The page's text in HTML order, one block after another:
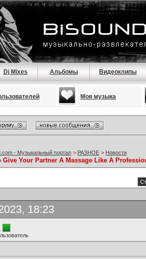
Dj Mixes Альбомы Видеоклипы
Моя музыка
- Музыкальный портал > РАЗНОЕ > Новости
Give Your Partner A Massage Like A
18:23